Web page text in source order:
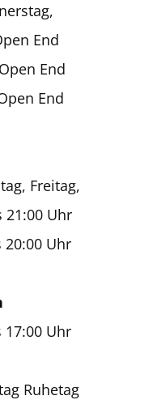
End
End
End
Freitag,
21:00 Uhr
20:00 Uhr
17:00 Uhr
Ruhetag